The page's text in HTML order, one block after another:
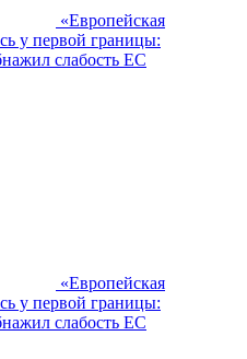
«Европейская
у первой границы:
слабость ЕС
«Европейская
у первой границы:
слабость ЕС